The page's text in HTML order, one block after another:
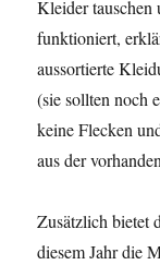
Kleider tauschen
funktioniert,
aussortierte
(sie sollten noch
keine Flecken
aus der
Zusätzlich bietet
diesem Jahr die